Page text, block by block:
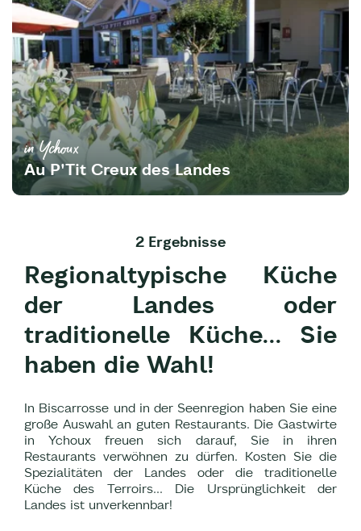
in Ychoux
Au P'Tit Creux des Landes
2 Ergebnisse
Regionaltypische Küche
der Landes oder
traditionelle Küche... Sie
haben die Wahl!
In Biscarrosse und in der Seenregion haben Sie eine
große Auswahl an guten Restaurants. Die Gastwirte
in Ychoux freuen sich darauf, Sie in ihren
Restaurants verwöhnen zu dürfen. Kosten Sie die
Spezialitäten der Landes oder die traditionelle
Küche des Terroirs... Die Ursprünglichkeit der
Landes ist unverkennbar!